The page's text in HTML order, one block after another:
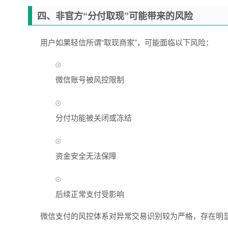
四、非官方“分付取现”可能带来的风险
用户如果轻信所谓“取现商家”，可能面临以下风险：
微信账号被风控限制
分付功能被关闭或冻结
资金安全无法保障
后续正常支付受影响
微信支付的风控体系对异常交易识别较为严格，存在明